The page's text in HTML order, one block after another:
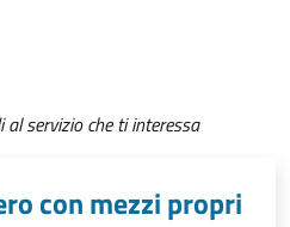
al servizio che ti interessa
con mezzi propri